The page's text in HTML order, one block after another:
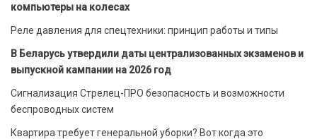
компьютеры на колесах
Реле давления для спецтехники: принцип работы и типы
В Беларусь утвердили даты централизованных экзаменов и
выпускной кампании на 2026 год
Сигнализация Стрелец-ПРО безопасность и возможности
беспроводных систем
Квартира требует генеральной уборки? Вот когда это